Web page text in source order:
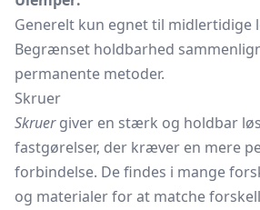
Generelt kun egnet til midlertidige
Begrænset holdbarhed
permanente metoder.
Skruer
Skruergiver en stærk og holdbar
fastgørelser, der kræver en mere
forbindelse. De findes i mange
og materialer for at matche